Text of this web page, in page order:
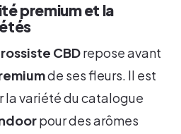
premium et la
CBDrepose avant
de ses fleurs. Il est
la variété du catalogue
pour des arômes